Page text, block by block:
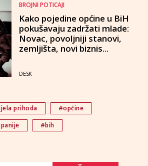
BROJNI POTICAJI
Kako pojedine općine u BiH
pokušavaju zadržati mlade:
Novac, povoljniji stanovi,
zemljišta, novi biznis...
DESK
prihoda
#općine
#bih